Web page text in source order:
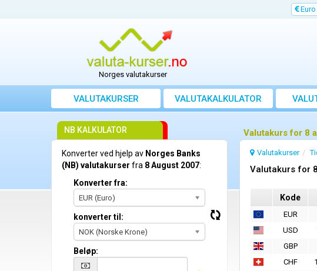
Euro
Norges valutakurser
VALUTAKURSER VALUTAKALKULATOR
Valutakurs for 8
Valutakurser
Valutakurs for
Kode
EUR
USD
GBP
CHF
NB KALKULATOR
Konverter ved hjelp av Norges Banks
(NB) valutakurser fra 8 August 2007:
Konverter fra:
EUR (Euro)
konverter til:
NOK (Norske Krone)
Beløp: